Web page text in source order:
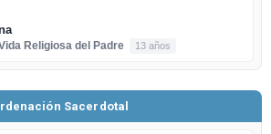
Religiosa del Padre
13 años
Sacerdotal